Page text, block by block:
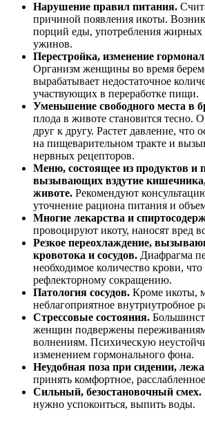
Нарушение правил питания.
причиной появления икоты.
порций еды, употребления
ужинов.
Перестройка, изменение
Организм женщины во время
вырабатывает недостаточное
участвующих в переработке пищи.
Уменьшение свободного места в
плода в животе становится тесно.
друг к другу. Растет давление, что
на пищеварительном тракте и
нервных рецепторов.
Меню, состоящее из продуктов и
вызывающих вздутие кишечника,
животе. Рекомендуют
уточнение рациона питания и
Многие лекарства и
провоцируют икоту, наносят вред
Резкое переохлаждение,
кровотока и сосудов. Диафрагма
необходимое количество крови, что
рефлекторному сокращению.
Патология сосудов. Кроме икоты,
неблагоприятное внутриутробное
Стрессовые состояния.
женщин подвержены
волнениям. Психическую
изменением гормонального фона.
Неудобная поза при сидении,
принять комфортное,
Сильный, безостановочный смех.
нужно успокоиться, выпить воды.